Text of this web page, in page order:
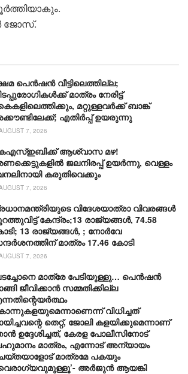
ജോസ്.
പെൻഷൻ വീട്ടിലെത്തില്ല;
മാത്രം നേരിട്ട്
മറ്റുള്ളവർക്ക് ബാങ്ക്
എതിർപ്പ് ഉയരുന്നു
7, 2026
ആശ്വാസ മഴ!
ജലനിരപ്പ് ഉയർന്നു, വെള്ളം
കരുതിവെക്കും
7, 2026
വിദേശയാത്രാ വിവരങ്ങൾ
കേന്ദ്രം;13 രാജ്യങ്ങൾ, 74.58
13 രാജ്യങ്ങൾ, ; നോർവേ
മാത്രം 17.46 കോടി
7, 2026
മാത്രേ പേടിയുള്ളു… പെൻഷൻ
ജീവിക്കാൻ സമ്മതിക്കില്ല
വിധിച്ചത്
തെറ്റ്, ജോലി കളയിക്കുമെന്നാണ്
ഉദ്ദേശിച്ചത്, കേരള പോലീസിനോട്
മാത്രം, എന്നോട് അന്യായം
മാത്രമേ പകയും
അർജുൻ ആയങ്കി